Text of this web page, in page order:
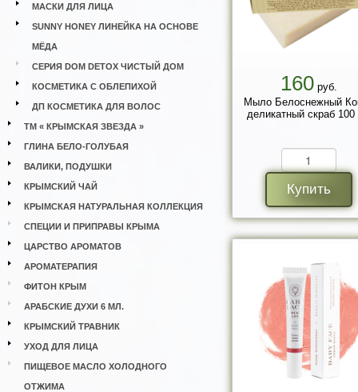
МАСКИ ДЛЯ ЛИЦА
SUNNY HONEY ЛИНЕЙКА НА ОСНОВЕ
МЁДА
СЕРИЯ DOM DETOX ЧИСТЫЙ ДОМ
КОСМЕТИКА С ОБЛЕПИХОЙ
ДП КОСМЕТИКА ДЛЯ ВОЛОС
ТМ « КРЫМСКАЯ ЗВЕЗДА »
ГЛИНА БЕЛО-ГОЛУБАЯ
ВАЛИКИ, ПОДУШКИ
КРЫМСКИЙ ЧАЙ
КРЫМСКАЯ НАТУРАЛЬНАЯ КОЛЛЕКЦИЯ
СПЕЦИИ И ПРИПРАВЫ КРЫМА
ЦАРСТВО АРОМАТОВ
АРОМАТЕРАПИЯ
ФИТОН КРЫМ
АРАБСКИЕ ДУХИ 6 МЛ.
КРЫМСКИЙ ТРАВНИК
УХОД ДЛЯ ЛИЦА
ПИЩЕВОЕ МАСЛО ХОЛОДНОГО
ОТЖИМА
160руб.
Мыло Белоснежный
деликатный скраб 100
Купить